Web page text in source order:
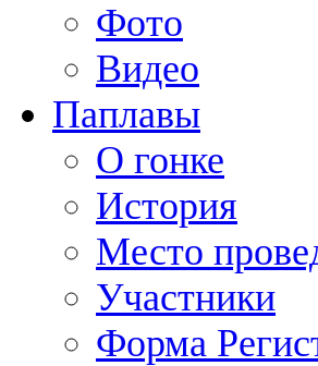
Фото
Видео
Паплавы
О гонке
История
Место
Участники
Форма